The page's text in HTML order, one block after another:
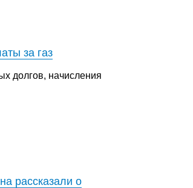
за газ
долгов, начисления
рассказали о